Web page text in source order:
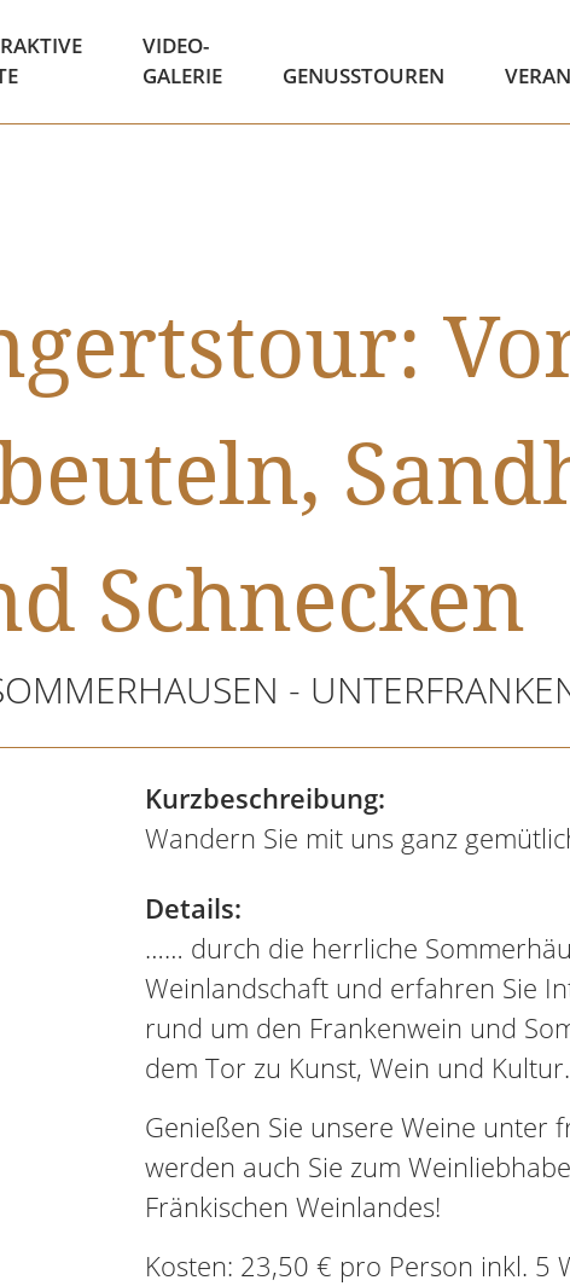
VIDEO-
GALERIE
GENUSSTOUREN
Schnecken
-
Kurzbeschreibung:
Wandern Sie mit uns ganz
Details:
…… durch die herrliche
Weinlandschaft und erfahren Sie
rund um den Frankenwein und
dem Tor zu Kunst, Wein und Kultur.
Genießen Sie unsere Weine unter
werden auch Sie zum
Fränkischen Weinlandes!
Kosten: 23,50 € pro Person inkl. 5